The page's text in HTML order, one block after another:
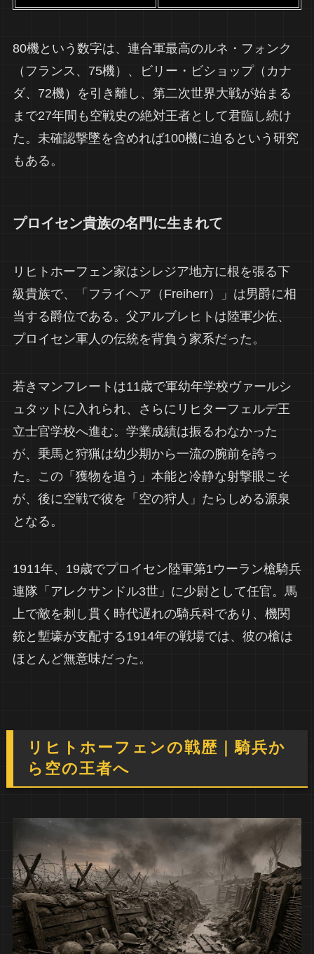
80機という数字は、連合軍最高のルネ・フォンク
（フランス、75機）、ビリー・ビショップ（カナ
ダ、72機）を引き離し、第二次世界大戦が始まる
まで27年間も空戦史の絶対王者として君臨し続け
た。未確認撃墜を含めれば100機に迫るという研究
もある。
プロイセン貴族の名門に生まれて
リヒトホーフェン家はシレジア地方に根を張る下
級貴族で、「フライヘア（Freiherr）」は男爵に相
当する爵位である。父アルブレヒトは陸軍少佐、
プロイセン軍人の伝統を背負う家系だった。
若きマンフレートは11歳で軍幼年学校ヴァールシ
ュタットに入れられ、さらにリヒターフェルデ王
立士官学校へ進む。学業成績は振るわなかった
が、乗馬と狩猟は幼少期から一流の腕前を誇っ
た。この「獲物を追う」本能と冷静な射撃眼こそ
が、後に空戦で彼を「空の狩人」たらしめる源泉
となる。
1911年、19歳でプロイセン陸軍第1ウーラン槍騎兵
連隊「アレクサンドル3世」に少尉として任官。馬
上で敵を刺し貫く時代遅れの騎兵科であり、機関
銃と塹壕が支配する1914年の戦場では、彼の槍は
ほとんど無意味だった。
リヒトホーフェンの戦歴｜騎兵か
ら空の王者へ